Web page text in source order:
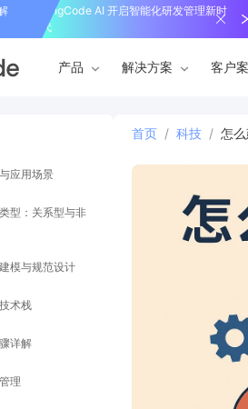
PingCode AI 开启智能化研发管理新时
代
产品 解决方案 客户
应用场景
型：关系型与非
模与规范设计
术栈
详解
理
首页 / 科技 / 怎